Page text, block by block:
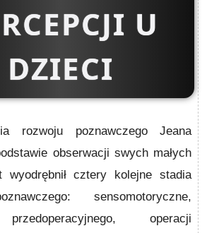
U
DZIECI
rozwoju poznawczego Jeana
obse­rwacji swych małych
wyodrębnił cztery kolejne stadia
sensomotoryczne,
operacji